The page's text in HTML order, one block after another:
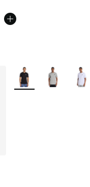
Plus de couleurs